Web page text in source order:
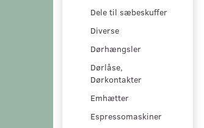
Dele til sæbeskuffer
Diverse
Dørhængsler
Dørlåse,
Dørkontakter
Emhætter
Espressomaskiner